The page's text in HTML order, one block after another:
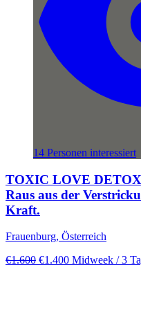
14 Personen interessiert
TOXIC LOVE DETOX
Raus aus der
Kraft.
Frauenburg, Österreich
€1.600 €1.400 Midweek / 3